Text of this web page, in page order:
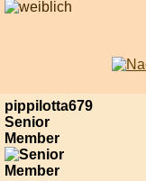
pippilotta679
Senior
Member